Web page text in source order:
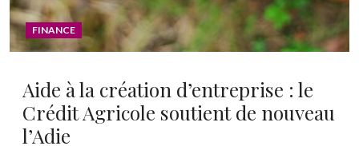
FINANCE
Aide à la création d’entreprise : le
Crédit Agricole soutient de nouveau
l’Adie